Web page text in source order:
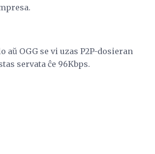
OGG se vi uzas P2P-dosieran
servata ĉe 96Kbps.